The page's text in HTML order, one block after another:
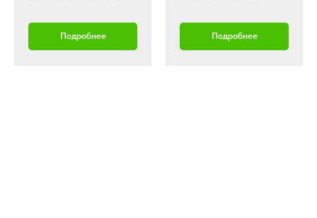
Подробнее Подробнее